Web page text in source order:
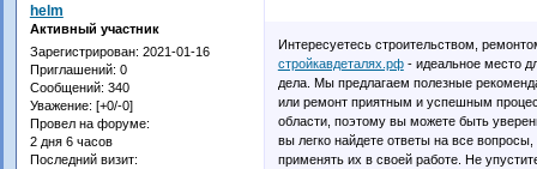
helm
Активный участник
Зарегистрирован: 2021-01-16
Приглашений: 0
Сообщений: 340
Уважение: [+0/-0]
Провел на форуме:
2 дня 6 часов
Последний визит:
Интересуетесь строительством,
стройкавдеталях.рф- идеальное место
дела. Мы предлагаем полезные
или ремонт приятным и успешным
области, поэтому вы можете быть
вы легко найдете ответы на все
применять их в своей работе. Не